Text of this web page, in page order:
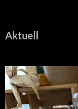
Aktuell